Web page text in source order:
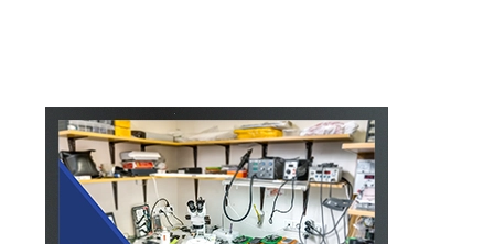
автохолодильников
автокондиционера
автоматики для генераторов
автоматики управления
автоматики вентустановок
автомобильных телевизоров
автомоек